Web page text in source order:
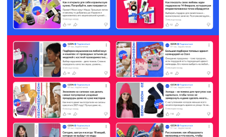
Я согласен сполитикой обработки
персональных данных